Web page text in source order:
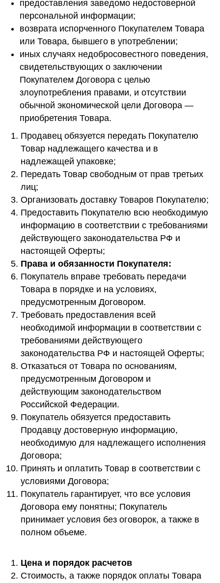
предоставления заведомо недостоверной
персональной информации;
возврата испорченного Покупателем Товара
или Товара, бывшего в употреблении;
иных случаях недобросовестного поведения,
свидетельствующих о заключении
Покупателем Договора с целью
злоупотребления правами, и отсутствии
обычной экономической цели Договора —
приобретения Товара.
Продавец обязуется передать Покупателю
Товар надлежащего качества и в
надлежащей упаковке;
Передать Товар свободным от прав третьих
лиц;
Организовать доставку Товаров Покупателю;
Предоставить Покупателю всю необходимую
информацию в соответствии с требованиями
действующего законодательства РФ и
настоящей Оферты;
Права и обязанности Покупателя:
Покупатель вправе требовать передачи
Товара в порядке и на условиях,
предусмотренным Договором.
Требовать предоставления всей
необходимой информации в соответствии с
требованиями действующего
законодательства РФ и настоящей Оферты;
Отказаться от Товара по основаниям,
предусмотренным Договором и
действующим законодательством
Российской Федерации.
Покупатель обязуется предоставить
Продавцу достоверную информацию,
необходимую для надлежащего исполнения
Договора;
Принять и оплатить Товар в соответствии с
условиями Договора;
Покупатель гарантирует, что все условия
Договора ему понятны; Покупатель
принимает условия без оговорок, а также в
полном объеме.
Цена и порядок расчетов
Стоимость, а также порядок оплаты Товара